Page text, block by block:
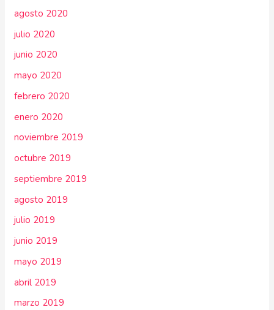
agosto 2020
julio 2020
junio 2020
mayo 2020
febrero 2020
enero 2020
noviembre 2019
octubre 2019
septiembre 2019
agosto 2019
julio 2019
junio 2019
mayo 2019
abril 2019
marzo 2019